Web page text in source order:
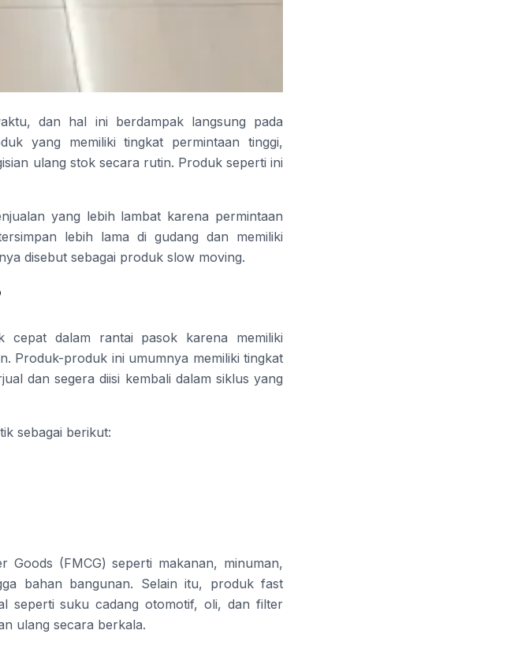
dan hal ini berdampak langsung pada
yang memiliki tingkat permintaan tinggi,
ulang stok secara rutin. Produk seperti ini
yang lebih lambat karena permintaan
lebih lama di gudang dan memiliki
disebut sebagai produk slow moving.
dalam rantai pasok karena memiliki
Produk-produk ini umumnya memiliki tingkat
dan segera diisi kembali dalam siklus yang
sebagai berikut:
Goods (FMCG) seperti makanan, minuman,
bahan bangunan. Selain itu, produk fast
seperti suku cadang otomotif, oli, dan filter
ulang secara berkala.